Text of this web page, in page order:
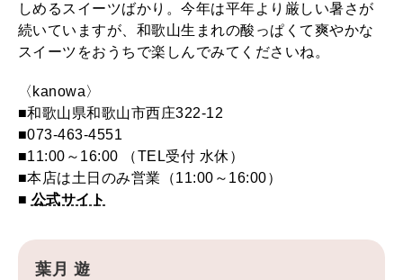
しめるスイーツばかり。今年は平年より厳しい暑さが
続いていますが、和歌山生まれの酸っぱくて爽やかな
スイーツをおうちで楽しんでみてくださいね。
〈kanowa〉
■和歌山県和歌山市西庄322-12
■073-463-4551
■11:00～16:00 （TEL受付 水休）
■本店は土日のみ営業（11:00～16:00）
■ 公式サイト
葉月 遊